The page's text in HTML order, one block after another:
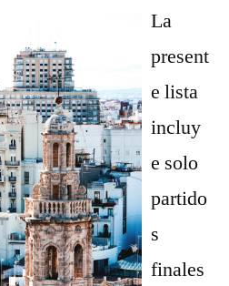
La
present
e lista
incluy
e solo
partido
s
finales